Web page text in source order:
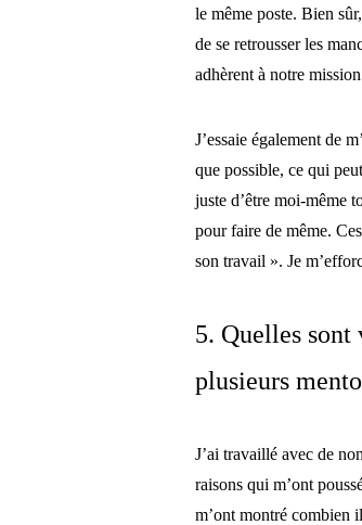
le même poste. Bien
de se retrousser les
adhèrent à notre
J’essaie également de
que possible, ce qui
juste d’être moi-même
pour faire de même.
son travail ». Je
5. Quelles sont
plusieurs
J’ai travaillé avec de
raisons qui m’ont
m’ont montré combien